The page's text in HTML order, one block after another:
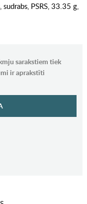
PSRS, 33.35 g,
sarakstiem tiek
ir aprakstīti